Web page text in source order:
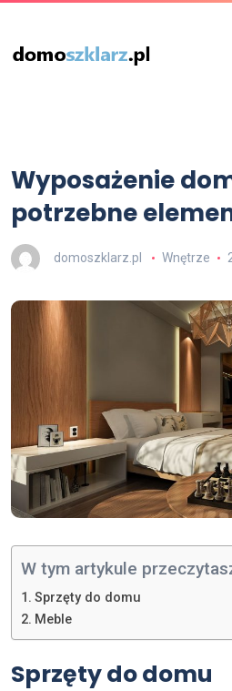
Wyposażenie
potrzebne
domoszklarz.pl Wnętrze
W tym artykule
Sprzęty do domu
Meble
Sprzęty do domu